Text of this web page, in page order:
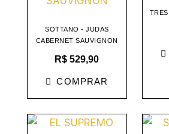
SOTTANO - JUDAS
CABERNET SAUVIGNON
R$ 529,90
COMPRAR